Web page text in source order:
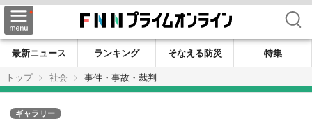
検索
最新ニュース ランキング そなえる防災
特集
トップ
社会 事件・事故・裁判
ギャラリー